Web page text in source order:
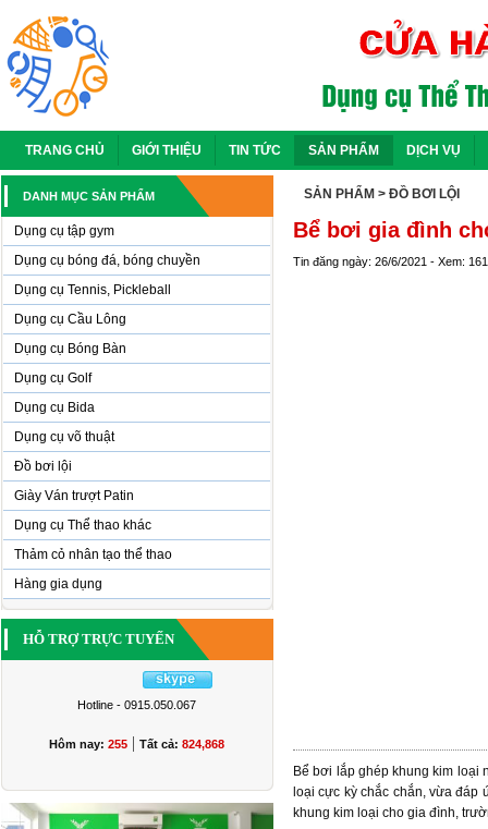
TRANG CHỦ GIỚI THIỆU TIN TỨC SẢN PHẨM DỊCH VỤ
DANH MỤC SẢN PHẨM
Dụng cụ tập gym
Dụng cụ bóng đá, bóng chuyền
Dụng cụ Tennis, Pickleball
Dụng cụ Cầu Lông
Dụng cụ Bóng Bàn
Dụng cụ Golf
Dụng cụ Bida
Dụng cụ võ thuật
Đồ bơi lội
Giày Ván trượt Patin
Dụng cụ Thể thao khác
Thảm cỏ nhân tạo thể thao
Hàng gia dụng
HỖ TRỢ TRỰC TUYẾN
Hotline - 0915.050.067
Hôm nay: 255 | Tất cả: 824,868
SẢN PHẨM > ĐỒ BƠI LỘI
Bể bơi gia đình
Tin đăng ngày: 26/6/2021 - Xem:
Bể bơi lắp ghép khung kim loại
loại cực kỳ chắc chắn, vừa đáp
khung kim loại cho gia đình,